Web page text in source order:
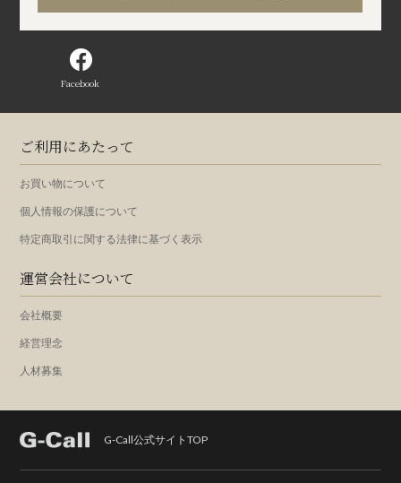
Facebook
ご利用にあたって
お買い物について
個人情報の保護について
特定商取引に関する法律に基づく表示
運営会社について
会社概要
経営理念
人材募集
G-Call公式サイトTOP